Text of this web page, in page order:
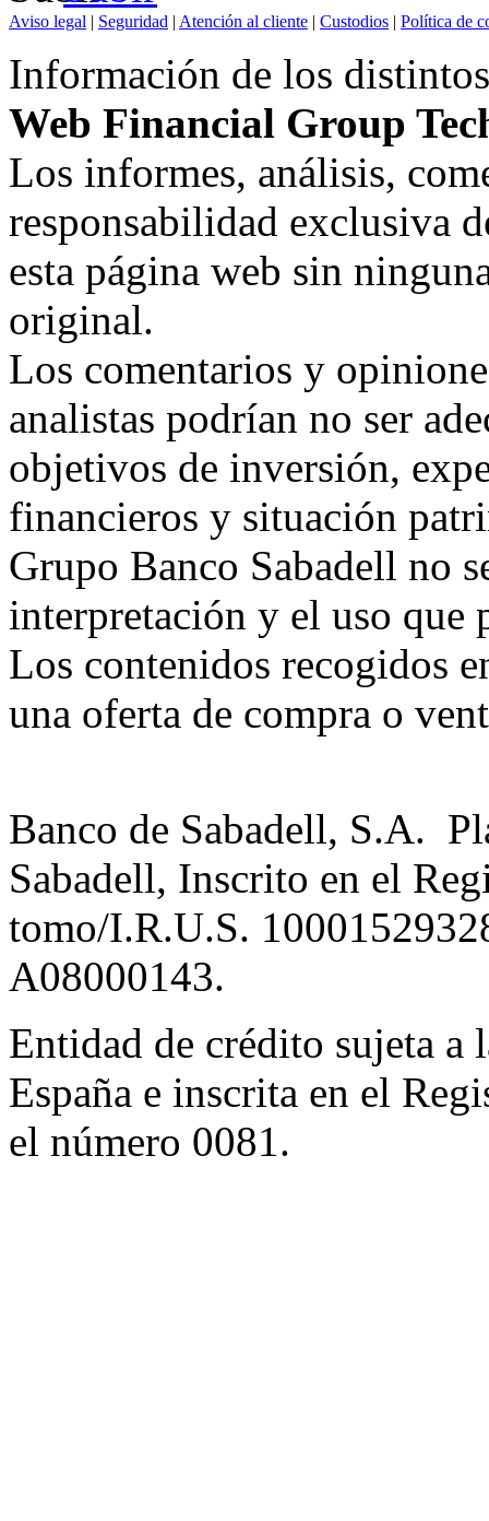
Aviso legal | Seguridad | Atención al cliente | Custodios | Política de
Información de los
Web Financial Group
Los informes, análisis,
responsabilidad exclusiva
esta página web sin
original.
Los comentarios y
analistas podrían no ser
objetivos de inversión,
financieros y situación
Grupo Banco Sabadell no
interpretación y el uso que
Los contenidos recogidos
una oferta de compra o
Banco de Sabadell, S.A.
Sabadell, Inscrito en el
tomo/I.R.U.S.
A08000143.
Entidad de crédito sujeta a
España e inscrita en el
el número 0081.